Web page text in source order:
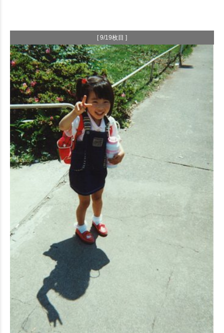
[ 9/19枚目 ]